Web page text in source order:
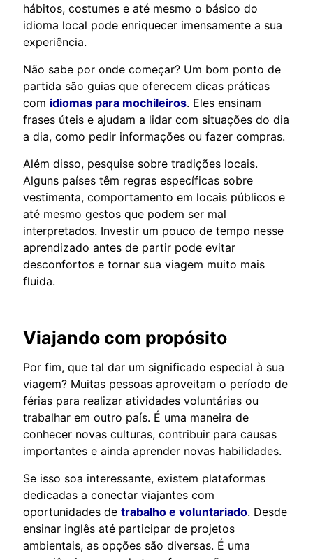
hábitos, costumes e até mesmo o básico do
idioma local pode enriquecer imensamente a sua
experiência.
Não sabe por onde começar? Um bom ponto de
partida são guias que oferecem dicas práticas
com idiomas para mochileiros. Eles ensinam
frases úteis e ajudam a lidar com situações do dia
a dia, como pedir informações ou fazer compras.
Além disso, pesquise sobre tradições locais.
Alguns países têm regras específicas sobre
vestimenta, comportamento em locais públicos e
até mesmo gestos que podem ser mal
interpretados. Investir um pouco de tempo nesse
aprendizado antes de partir pode evitar
desconfortos e tornar sua viagem muito mais
fluida.
Viajando com propósito
Por fim, que tal dar um significado especial à sua
viagem? Muitas pessoas aproveitam o período de
férias para realizar atividades voluntárias ou
trabalhar em outro país. É uma maneira de
conhecer novas culturas, contribuir para causas
importantes e ainda aprender novas habilidades.
Se isso soa interessante, existem plataformas
dedicadas a conectar viajantes com
oportunidades de trabalho e voluntariado. Desde
ensinar inglês até participar de projetos
ambientais, as opções são diversas. É uma